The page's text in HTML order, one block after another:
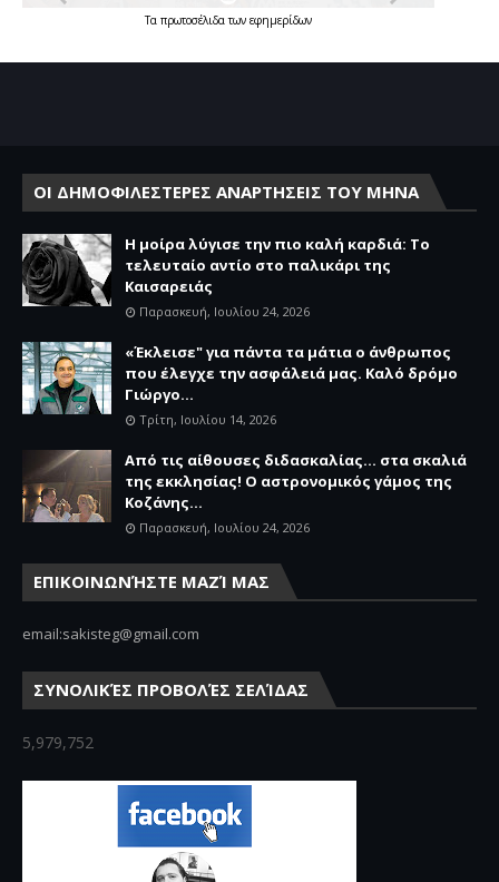
Τα πρωτοσέλιδατων εφημερίδων
ΟΙ ΔΗΜΟΦΙΛΕΣΤΕΡΕΣ ΑΝΑΡΤΗΣΕΙΣ ΤΟΥ ΜΗΝΑ
Η μοίρα λύγισε την πιο καλή καρδιά: Το
τελευταίο αντίο στο παλικάρι της
Καισαρειάς
Παρασκευή, Ιουλίου 24, 2026
«Έκλεισε" για πάντα τα μάτια ο άνθρωπος
που έλεγχε την ασφάλειά μας. Καλό δρόμο
Γιώργο...
Τρίτη, Ιουλίου 14, 2026
Από τις αίθουσες διδασκαλίας… στα σκαλιά
της εκκλησίας! Ο αστρονομικός γάμος της
Κοζάνης...
Παρασκευή, Ιουλίου 24, 2026
ΕΠΙΚΟΙΝΩΝΉΣΤΕ ΜΑΖΊ ΜΑΣ
email:sakisteg@gmail.com
ΣΥΝΟΛΙΚΈΣ ΠΡΟΒΟΛΈΣ ΣΕΛΊΔΑΣ
5,979,752